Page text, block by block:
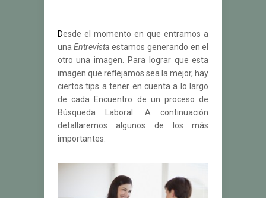
Desde el momento en que entramos a
unaEntrevista estamos generando en el
otro una imagen. Para lograr que esta
imagen que reflejamos sea la mejor, hay
ciertos tips a tener en cuenta a lo largo
de cada Encuentro de un proceso de
Búsqueda Laboral. A continuación
detallaremos algunos de los más
importantes: